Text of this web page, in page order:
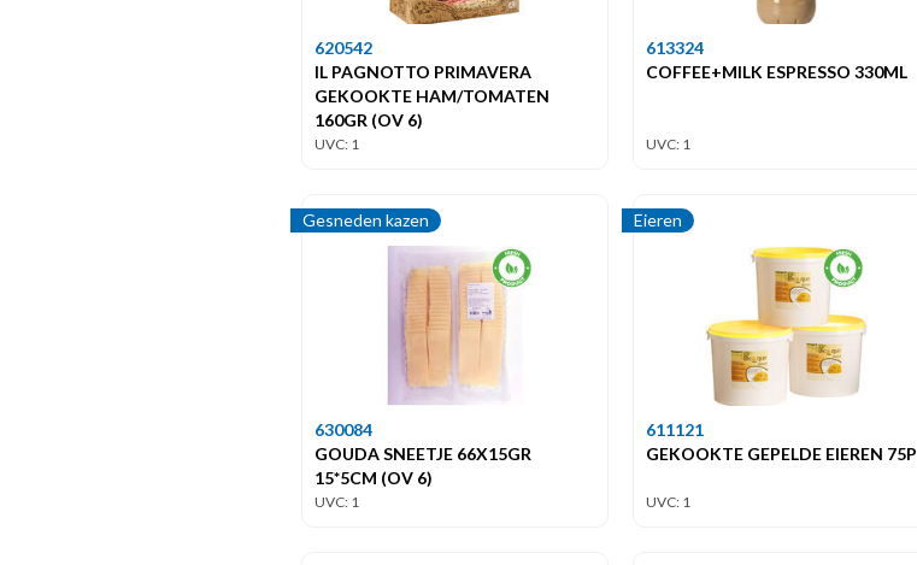
620542
IL PAGNOTTO PRIMAVERA
GEKOOKTE HAM/TOMATEN
160GR (OV 6)
UVC: 1
613324
COFFEE+MILK ESPRESSO 330ML
UVC: 1
Gesneden kazen
630084
GOUDA SNEETJE 66X15GR
15*5CM (OV 6)
UVC: 1
Eieren
611121
GEKOOKTE GEPELDE EIEREN 75P
UVC: 1